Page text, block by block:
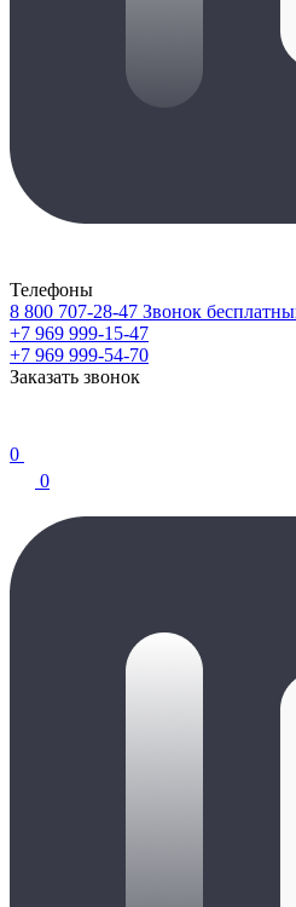
Телефоны
8 800 707-28-47 Звонок
+7 969 999-15-47
+7 969 999-54-70
Заказать звонок
0
0